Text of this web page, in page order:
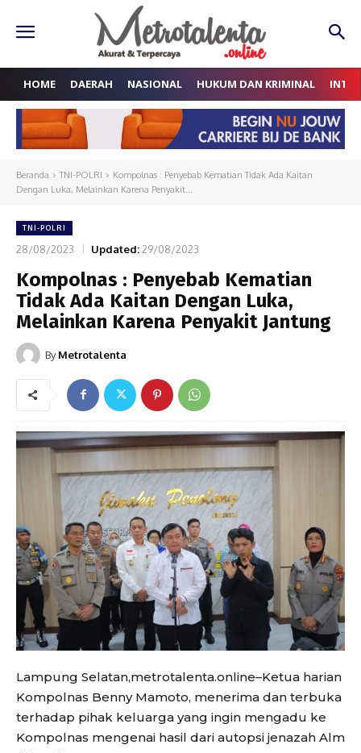
HOME DAERAH NASIONAL HUKUM DAN KRIMINAL
Beranda TNI-POLRI
Kompolnas : Penyebab Kematian Tidak Ada Kaitan
Dengan Luka, Melainkan Karena Penyakit...
TNI-POLRI
28/08/2023 Updated:29/08/2023
Kompolnas : Penyebab Kematian
Tidak Ada Kaitan Dengan Luka,
Melainkan Karena Penyakit Jantung
By Metrotalenta
Lampung Selatan,metrotalenta.online–Ketua harian
Kompolnas Benny Mamoto, menerima dan terbuka
terhadap pihak keluarga yang ingin mengadu ke
Kompolnas mengenai hasil dari autopsi jenazah Alm